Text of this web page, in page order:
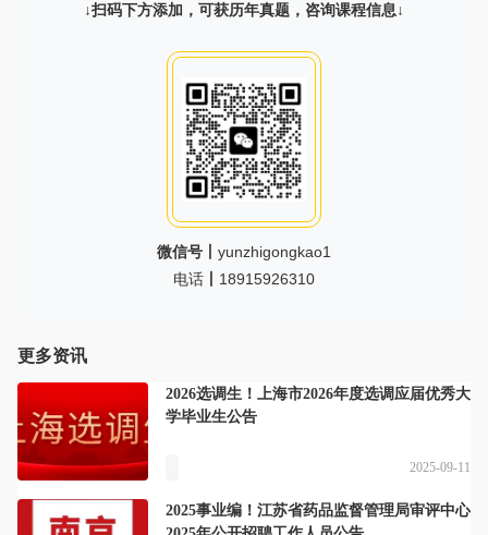
↓扫码下方添加，可获历年真题，咨询课程信息↓
微信号丨 yunzhigongkao1
电话
18915926310
更多资讯
2026选调生！上海市2026年度选调应届优秀大
学毕业生公告
2025-09-11
2025事业编！江苏省药品监督管理局审评中心